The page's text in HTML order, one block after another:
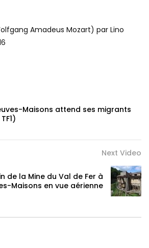
Amadeus Mozart) par Lino
Maisons attend ses migrants
Next Video
de la Mine du Val de Fer à
Maisons en vue aérienne